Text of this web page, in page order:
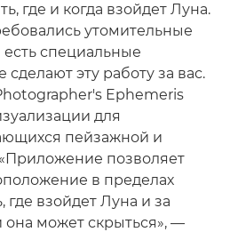
где и когда взойдет Луна.
утомительные
есть специальные
эту работу за вас.
Ephemeris
для
пейзажной и
позволяет
в пределах
где взойдет Луна и за
может скрыться», —